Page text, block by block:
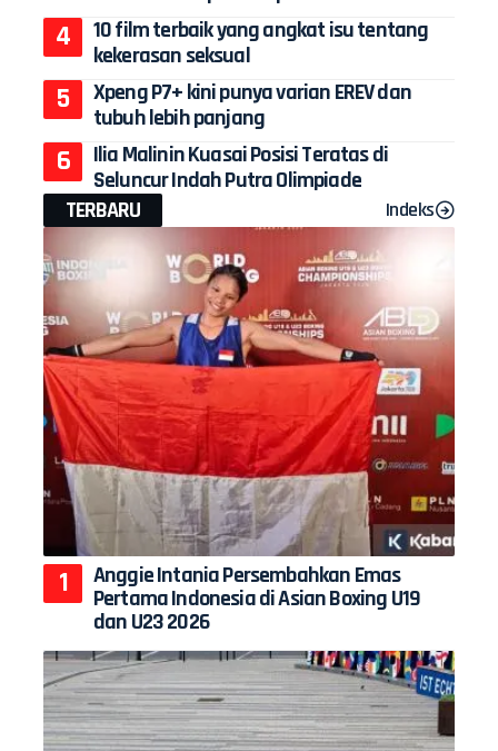
10 film terbaik yang angkat isu tentang
kekerasan seksual
Xpeng P7+ kini punya varian EREV dan
tubuh lebih panjang
Ilia Malinin Kuasai Posisi Teratas di
Seluncur Indah Putra Olimpiade
TERBARU
Indeks
Anggie Intania Persembahkan Emas
Pertama Indonesia di Asian Boxing U19
dan U23 2026